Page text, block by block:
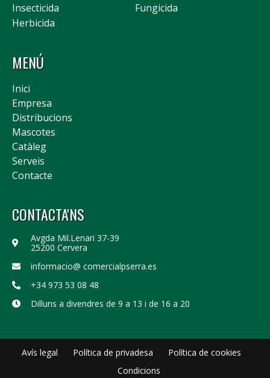
Insecticida
Fungicida
Herbicida
MENÚ
Inici
Empresa
Distribucions
Mascotes
Catàleg
Serveis
Contacte
CONTACTA'NS
Avgda Mil.Lenari 37-39
25200 Cervera
informacio@ comercialpserra.es
+34 973 53 08 48
Dilluns a divendres de 9 a 13 i de 16 a 20
Avís legal Política de privadesa
Política de cookies
Condicions